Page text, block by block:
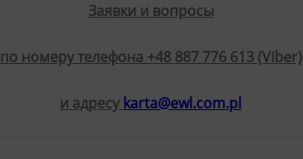
Заявки и вопросы
по номеру телефона +48 887 776 613 (Viber)
и адресу karta@ewl.com.pl